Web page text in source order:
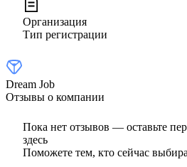
Организация
Тип регистрации
Dream Job
Отзывы о компании
Пока нет отзывов — оставьте
здесь
Поможете тем, кто сейчас